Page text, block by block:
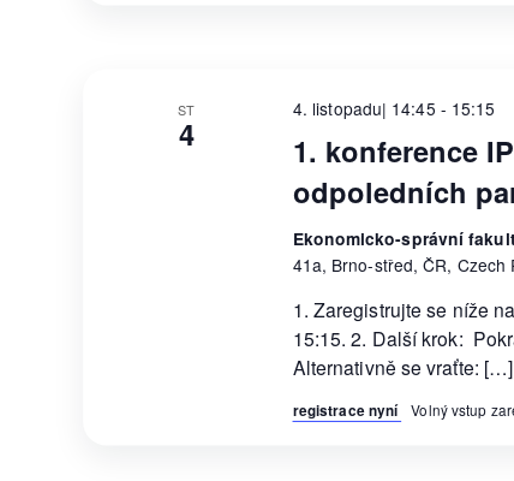
ST
4
1. konference
odpoledních
4. listopadu| 14:45 - 15:15
Ekonomicko-správní
41a, Brno-střed, ČR, Czech
1. Zaregistrujte se níže
15:15. 2. Další krok:
Alternativně se vraťte: […]
registrace nyní Volný vstup